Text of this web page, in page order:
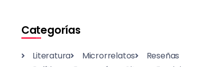
Categorías
Literatura Microrrelatos
Reseñas